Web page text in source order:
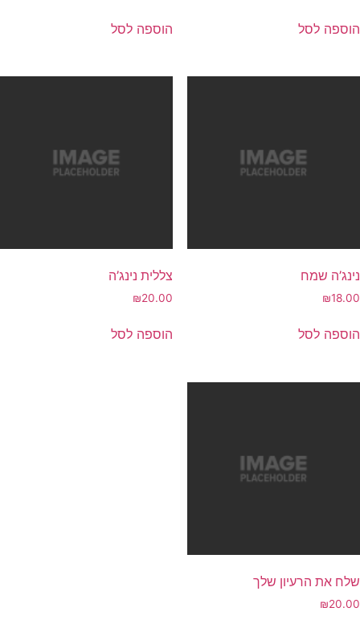
לסל הוספה לסל
שמח
₪
לסל
צללית נינג’ה
₪20.00
הוספה לסל
את הרעיון שלך
₪